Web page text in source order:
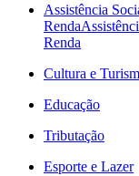
Assistência
Renda
Renda
Cultura e
Educação
Tributação
Esporte e Lazer